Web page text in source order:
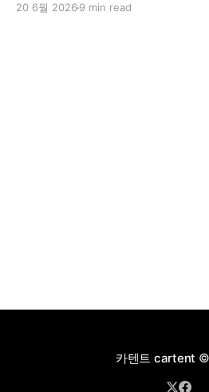
충전이 가능하고 전기 모드로만
20 6월 2026 9 min read
카텐트 cartent